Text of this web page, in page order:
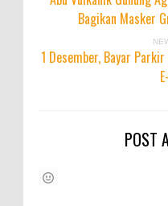
Bagikan Masker
1 Desember, Bayar
POST